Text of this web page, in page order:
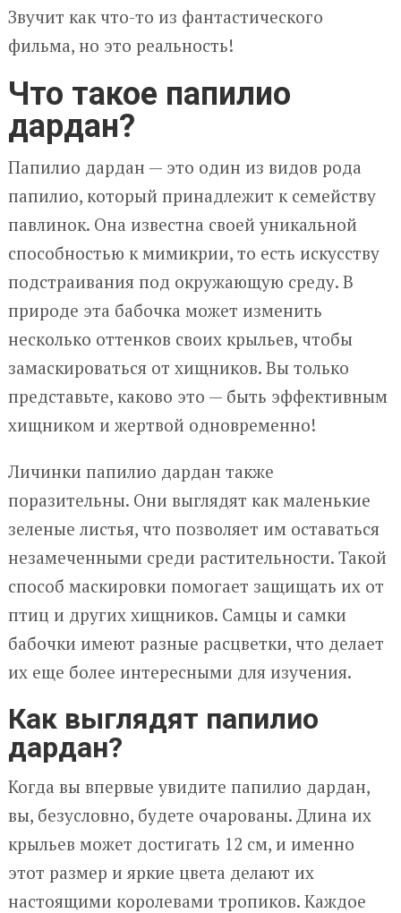
Звучит как что-то из фантастического
фильма, но это реальность!
Что такое папилио
дардан?
Папилио дардан — это один из видов рода
папилио, который принадлежит к семейству
павлинок. Она известна своей уникальной
способностью к мимикрии, то есть искусству
подстраивания под окружающую среду. В
природе эта бабочка может изменить
несколько оттенков своих крыльев, чтобы
замаскироваться от хищников. Вы только
представьте, каково это — быть эффективным
хищником и жертвой одновременно!
Личинки папилио дардан также
поразительны. Они выглядят как маленькие
зеленые листья, что позволяет им оставаться
незамеченными среди растительности. Такой
способ маскировки помогает защищать их от
птиц и других хищников. Самцы и самки
бабочки имеют разные расцветки, что делает
их еще более интересными для изучения.
Как выглядят папилио
дардан?
Когда вы впервые увидите папилио дардан,
вы, безусловно, будете очарованы. Длина их
крыльев может достигать 12 см, и именно
этот размер и яркие цвета делают их
настоящими королевами тропиков. Каждое